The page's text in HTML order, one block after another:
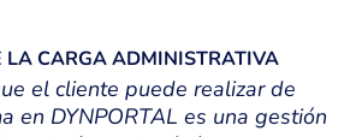
LA CARGA ADMINISTRATIVA
el cliente puede realizar de
en DYNPORTAL es una gestión